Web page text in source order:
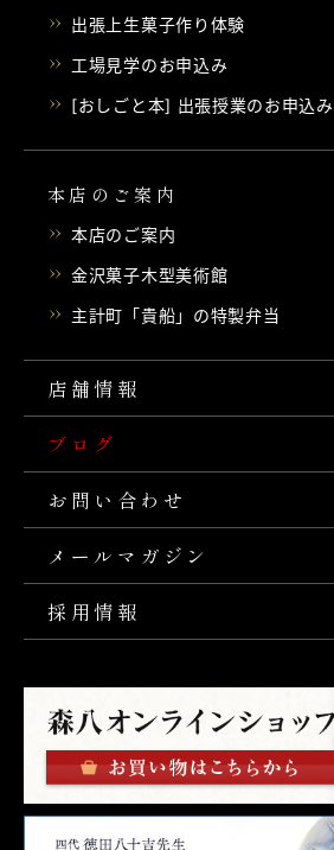
出張上生菓子作り体験
工場見学のお申込み
[おしごと本] 出張授業のお申込み
本店のご案内
本店のご案内
金沢菓子木型美術館
主計町「貴船」の特製弁当
店舗情報
ブログ
お問い合わせ
メールマガジン
採用情報